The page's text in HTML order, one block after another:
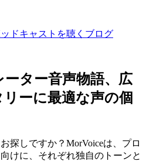
ドキャストを聴く ブログ
ター音声物語、広
ーに最適な声の個
探しですか？MorVoiceは、プロ
けに、それぞれ独自のトーンと